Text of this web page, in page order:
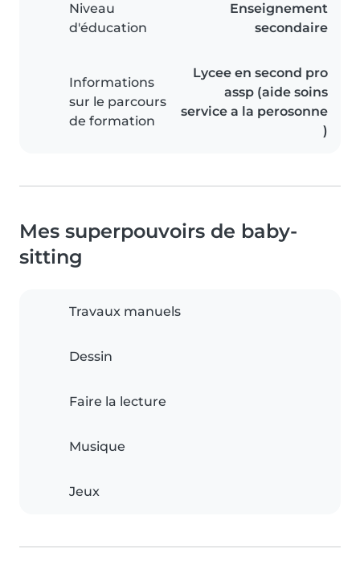
Niveau
d'éducation
Enseignement
secondaire
Informations
sur le parcours
de formation
Lycee en second pro
assp (aide soins
service a la perosonne
)
Mes superpouvoirs de baby-
sitting
Travaux manuels
Dessin
Faire la lecture
Musique
Jeux